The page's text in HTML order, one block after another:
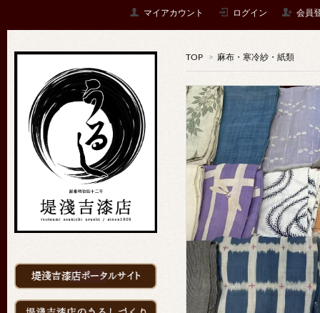
マイアカウント ログイン 会員
TOP > 麻布・寒冷紗・紙類